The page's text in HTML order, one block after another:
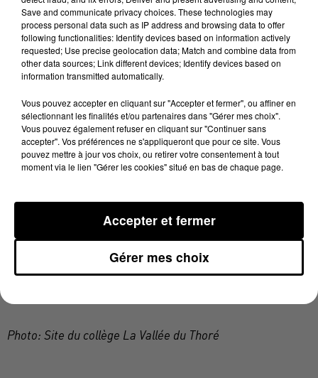
déjà fermée pour les mêmes raisons, au moins
jusqu'au 22 janvier.
L'internat du lycée hôtelier de Mazamet a aussi dû
fermer ses portes jeudi dernier. Deux cas positifs au
coronavirus ont été détectés au sein de la vie scolaire.
Tous les agents ont donc été mis en isolement
pendant au moins sept jours et testés. Le lycée, qui
accueille 90% d'internes, ne peut pas faire tourner
pensionnaires ne retrouveront le chemin du lycée que
lundi, à condition qu'aucun autre cas ne soit identifié.
​Photo: Site du collège La Vallée du Thoré
Save and communicate privacy choices. These technologies may
process personal data such as IP address and browsing data to offer
following functionalities: Identify devices based on information actively
requested; Use precise geolocation data; Match and combine data from
other data sources; Link different devices; Identify devices based on
information transmitted automatically.
Vous pouvez accepter en cliquant sur "Accepter et fermer", ou affiner en
sélectionnant les finalités et/ou partenaires dans "Gérer mes choix".
Vous pouvez également refuser en cliquant sur "Continuer sans
accepter". Vos préférences ne s'appliqueront que pour ce site. Vous
pouvez mettre à jour vos choix, ou retirer votre consentement à tout
moment via le lien "Gérer les cookies" situé en bas de chaque page.
Gérer mes choix
Accepter et fermer